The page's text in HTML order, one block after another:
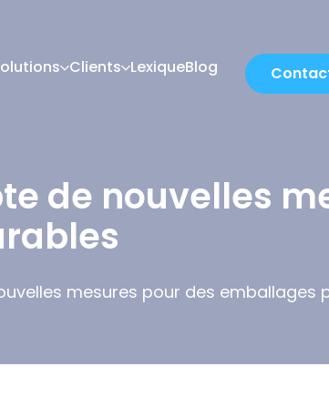
Clients LexiqueBlog
de nouvelles
mesures pour des emballages